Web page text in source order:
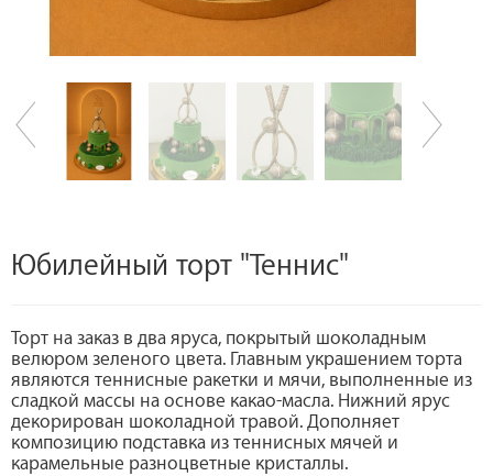
Юбилейный торт "Теннис"
Торт на заказ в два яруса, покрытый шоколадным
велюром зеленого цвета. Главным украшением торта
являются теннисные ракетки и мячи, выполненные из
сладкой массы на основе какао-масла. Нижний ярус
декорирован шоколадной травой. Дополняет
композицию подставка из теннисных мячей и
карамельные разноцветные кристаллы.